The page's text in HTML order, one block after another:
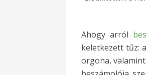
Ahogy arról
keletkezett tűz:
orgona,